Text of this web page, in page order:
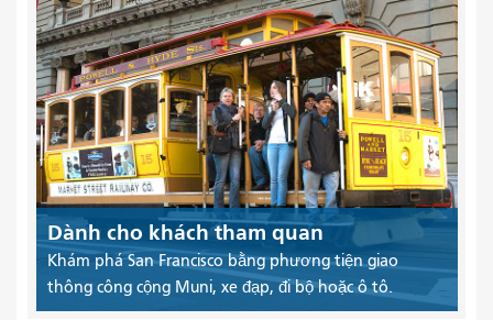
Dành cho khách tham quan
Khám phá San Francisco bằng phương tiện giao
thông công cộng Muni, xe đạp, đi bộ hoặc ô tô.